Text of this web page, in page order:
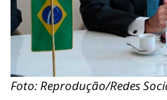
Foto: Reprodução/Redes